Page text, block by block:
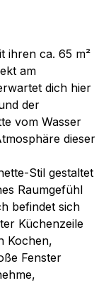
ihren ca. 65 m²
am
dich hier
der
vom Wasser
dieser
Stil gestaltet
Raumgefühl
befindet sich
Küchenzeile
Kochen,
Fenster